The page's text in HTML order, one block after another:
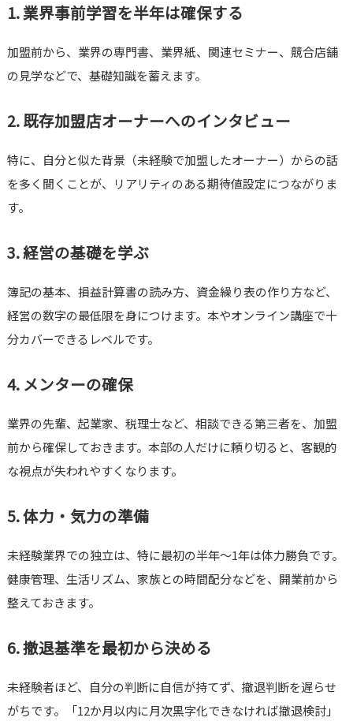
1. 業界事前学習を半年は確保する
加盟前から、業界の専門書、業界紙、関連セミナー、競合店舗
の見学などで、基礎知識を蓄えます。
2. 既存加盟店オーナーへのインタビュー
特に、自分と似た背景（未経験で加盟したオーナー）からの話
を多く聞くことが、リアリティのある期待値設定につながりま
す。
3. 経営の基礎を学ぶ
簿記の基本、損益計算書の読み方、資金繰り表の作り方など、
経営の数字の最低限を身につけます。本やオンライン講座で十
分カバーできるレベルです。
4. メンターの確保
業界の先輩、起業家、税理士など、相談できる第三者を、加盟
前から確保しておきます。本部の人だけに頼り切ると、客観的
な視点が失われやすくなります。
5. 体力・気力の準備
未経験業界での独立は、特に最初の半年〜1年は体力勝負です。
健康管理、生活リズム、家族との時間配分などを、開業前から
整えておきます。
6. 撤退基準を最初から決める
未経験者ほど、自分の判断に自信が持てず、撤退判断を遅らせ
がちです。「12か月以内に月次黒字化できなければ撤退検討」